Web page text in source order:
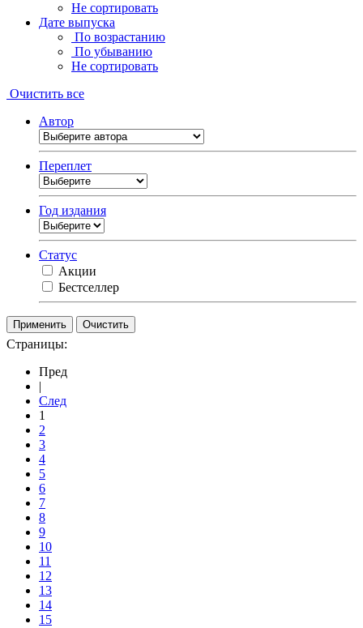
Не сортировать
Дате выпуска
По возрастанию
По убыванию
Не сортировать
Очистить все
Автор
Переплет
Год издания
Статус
Акции
Бестселлер
Очистить
Страницы:
Пред
|
След
1
2
3
4
5
6
7
8
9
10
11
12
13
14
15